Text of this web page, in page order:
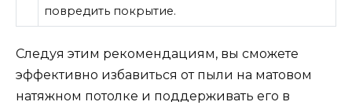
повредить покрытие.
Следуя этим рекомендациям, вы сможете
эффективно избавиться от пыли на матовом
натяжном потолке и поддерживать его в